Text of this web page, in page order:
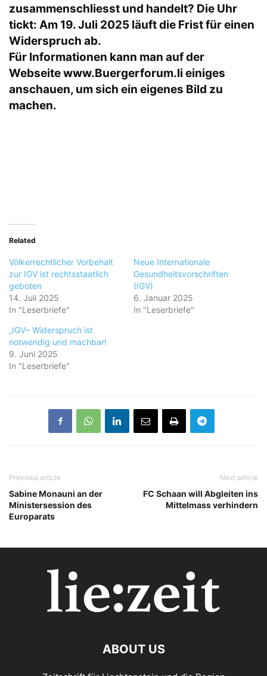
zusammenschliesst und handelt? Die Uhr
tickt: Am 19. Juli 2025 läuft die Frist für einen
Widerspruch ab.
Für Informationen kann man auf der
Webseitewww.Buergerforum.li einiges
anschauen, um sich ein eigenes Bild zu
machen.
Related
Völkerrechtlicher Vorbehalt
zur IGV ist rechtsstaatlich
geboten
14. Juli 2025
In "Leserbriefe"
Neue Internationale
Gesundheitsvorschriften
(IGV)
6. Januar 2025
In "Leserbriefe"
„IGV– Widerspruch ist
notwendig und machbar!
9. Juni 2025
In "Leserbriefe"
Previous article
Sabine Monauni an der
Ministersession des
Europarats
Next article
FC Schaan will Abgleiten ins
Mittelmass verhindern
ABOUT US